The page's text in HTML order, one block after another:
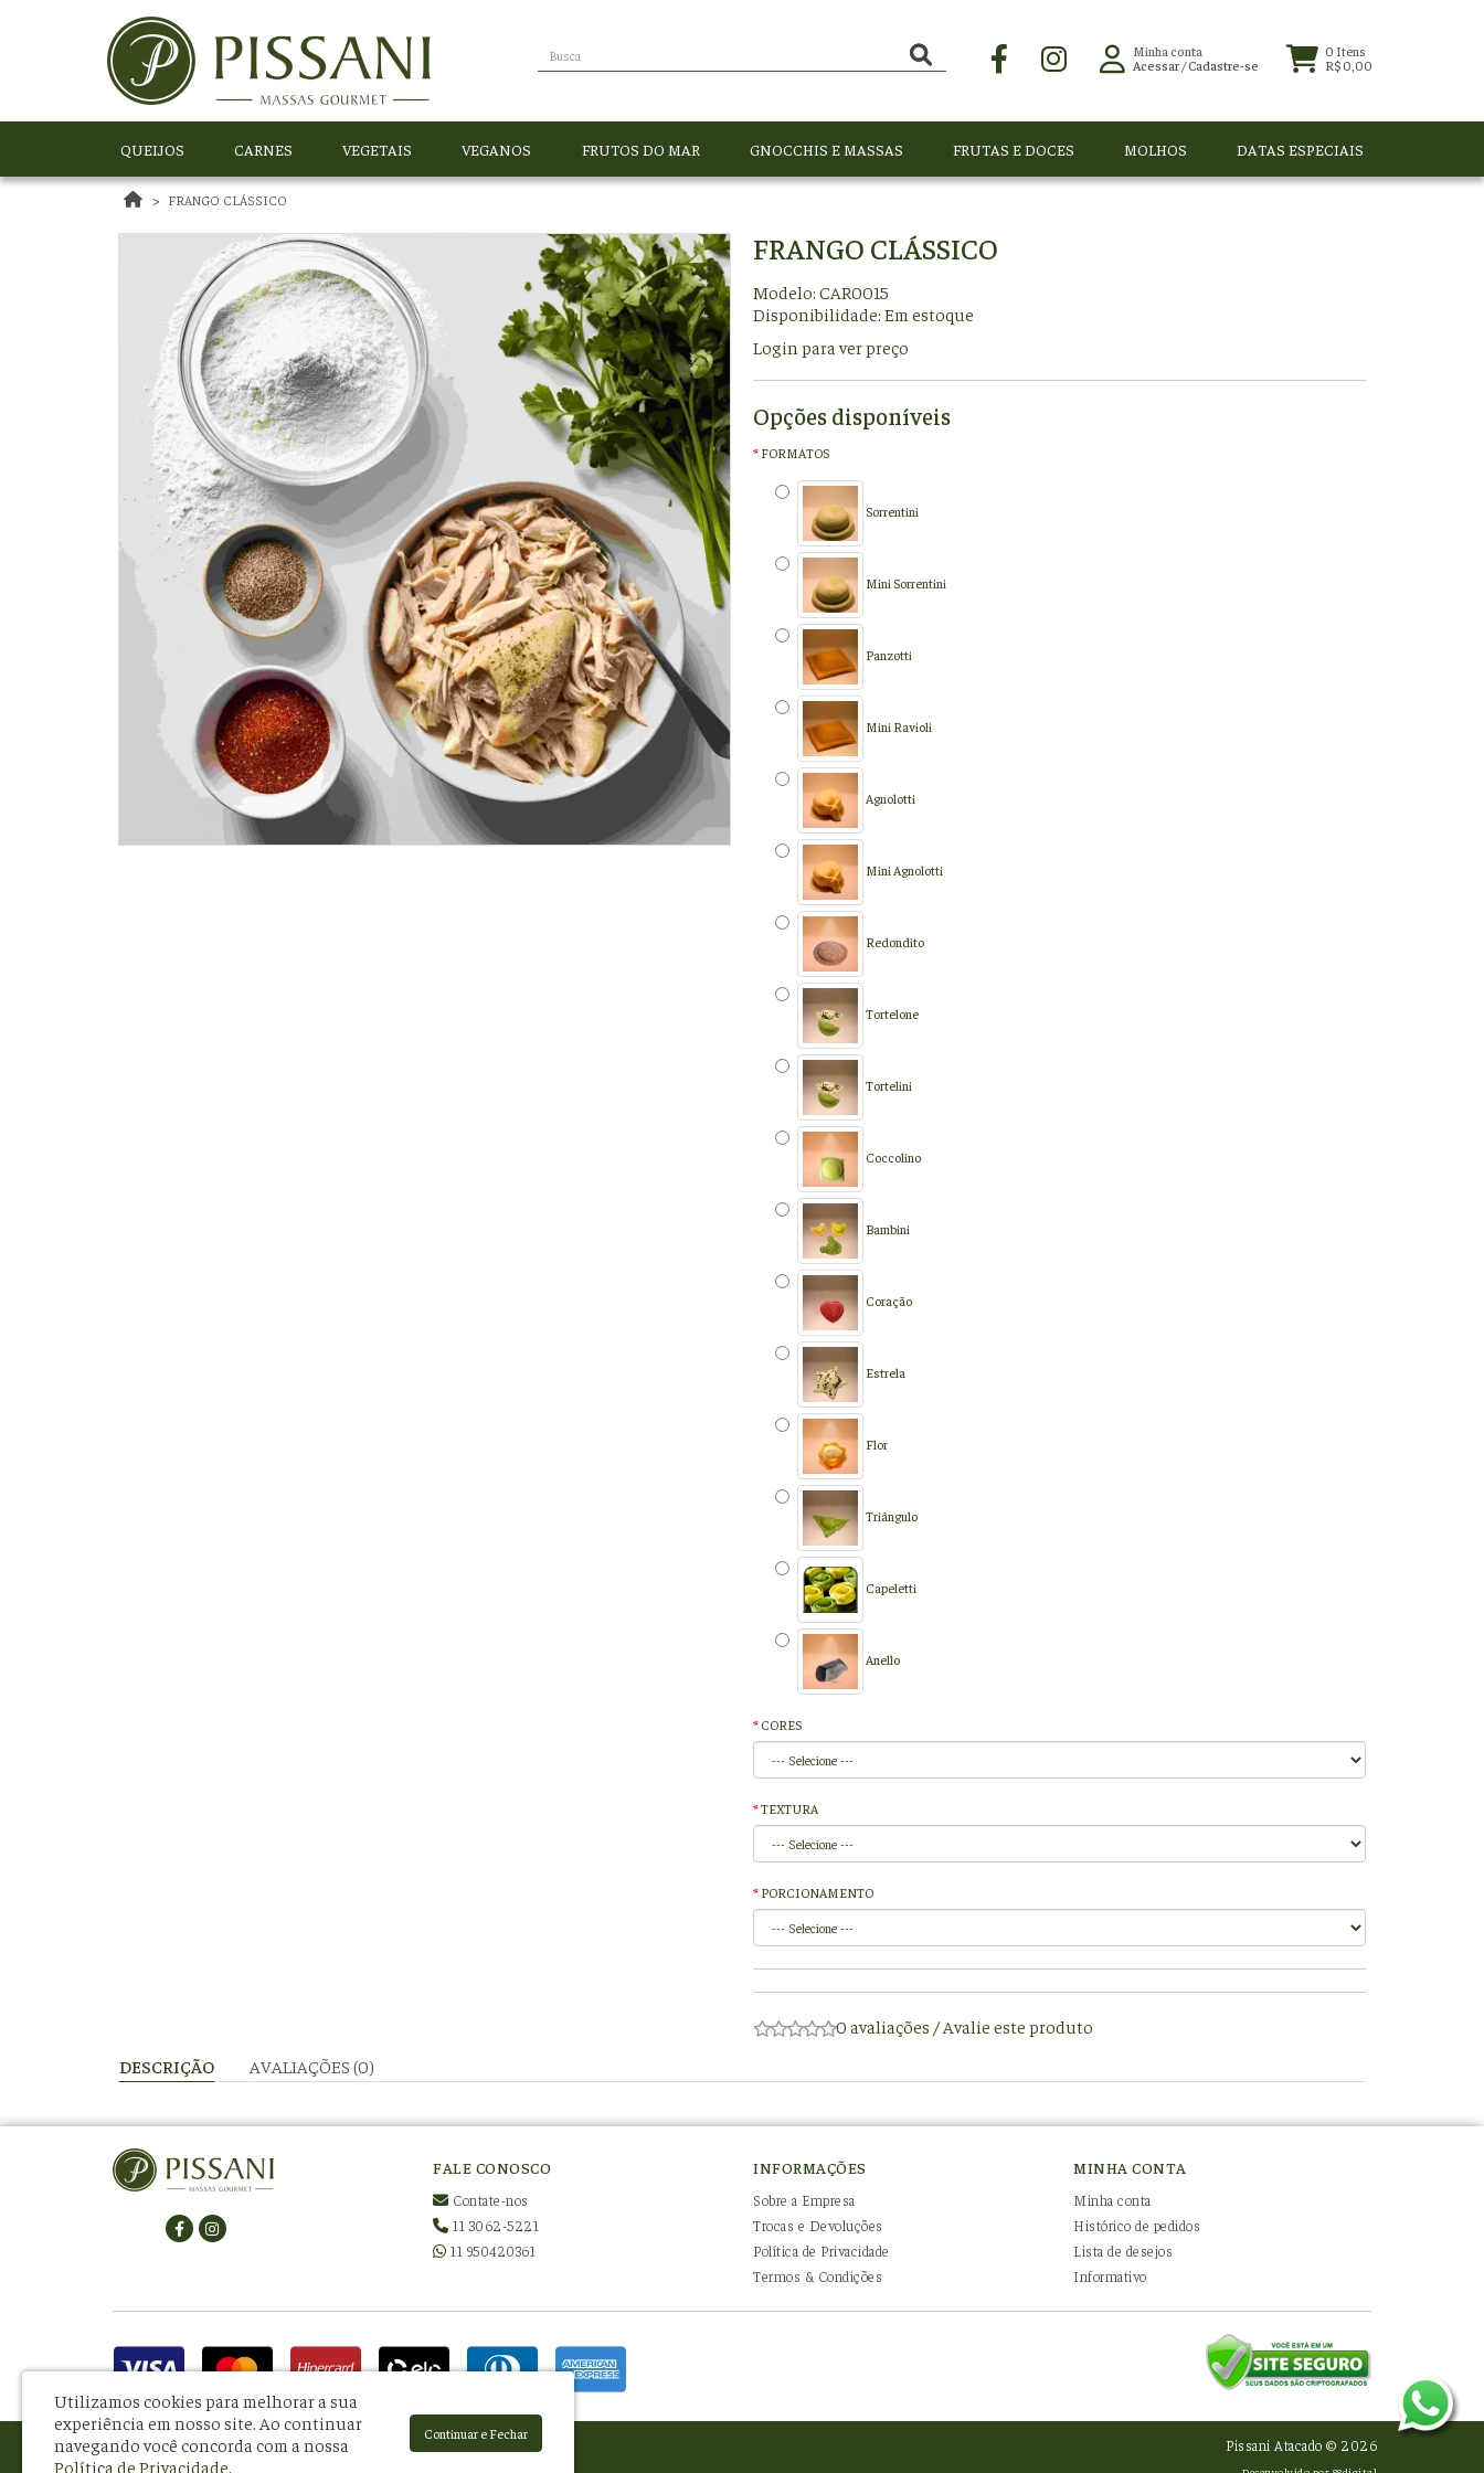
Minha conta
Acessar/Cadastre-se
0 Itens
R$ 0,00
QUEIJOS CARNES VEGETAIS VEGANOS FRUTOS DO MAR GNOCCHIS E MASSAS FRUTAS E DOCES MOLHOS DATAS ESPECIAIS
FRANGO CLÁSSICO
FRANGO CLÁSSICO
Modelo: CAR0015
Disponibilidade: Em estoque
Login para ver preço
Opções disponíveis
FORMATOS
Sorrentini
Mini Sorrentini
Panzotti
Mini Ravioli
Agnolotti
Mini Agnolotti
Redondito
Tortelone
Tortelini
Coccolino
Bambini
Coração
Estrela
Flor
Triângulo
Capeletti
Anello
CORES
TEXTURA
PORCIONAMENTO
0 avaliações /Avalie este produto
DESCRIÇÃO
AVALIAÇÕES (0)
FALE CONOSCO
Contate-nos
11 3062-5221
11 950420361
INFORMAÇÕES
Sobre a Empresa
Trocas e Devoluções
Política de Privacidade
Termos & Condições
MINHA CONTA
Minha conta
Histórico de pedidos
Lista de desejos
Informativo
Pissani Indústria e Comércio de Alimentos Ltda - CNPJ: 08.581.434/0001-34
Pissani Atacado © 2026
Utilizamos cookies para melhorar a sua
experiência em nosso site. Ao continuar
navegando você concorda com a nossa
Política de Privacidade.
Continuar e Fechar